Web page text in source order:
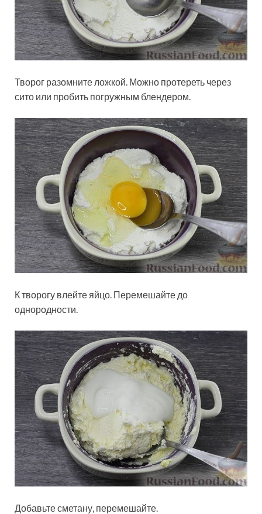
Творог разомните ложкой. Можно протереть через
сито или пробить погружным блендером.
К творогу влейте яйцо. Перемешайте до
однородности.
Добавьте сметану, перемешайте.